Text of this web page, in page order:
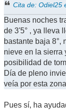
Cita de: Odiel25
Buenas noches
de 3'5° , ya lleva
bastante baja 8°,
nieve en la sierra
posibilidad de
Día de pleno
veía por esta
Pues sí, ha